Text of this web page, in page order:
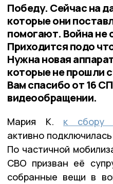
Победу. Сейчас на
которые они
помогают. Война не
Приходится подо
Нужна новая
которые не прошли
Вам спасибо от 16
видеообращении.
Мария К. к сбору
активно
По частичной
СВО призван её
собранные вещи в